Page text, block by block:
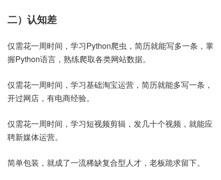
二）认知差
仅需花一周时间，学习Python爬虫，简历就能写多一条，掌
握Python语言，熟练爬取各类网站数据。
仅需花一周时间，学习基础淘宝运营，简历就能多写一条，
开过网店，有电商经验。
仅需花一周时间，学习短视频剪辑，发几十个视频，就能应
聘新媒体运营。
简单包装，就成了一流稀缺复合型人才，老板跪求留下。